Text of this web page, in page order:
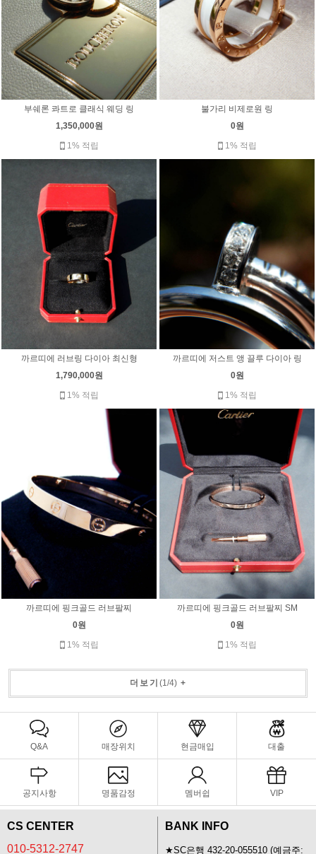
부쉐론 콰트로 클래식 웨딩 링
1,350,000원
1% 적립
불가리 비제로원 링
0원
1% 적립
까르띠에 러브링 다이아 최신형
1,790,000원
1% 적립
까르띠에 저스트 앵 끌루 다이아 링
0원
1% 적립
까르띠에 핑크골드 러브팔찌
0원
1% 적립
까르띠에 핑크골드 러브팔찌 SM
0원
1% 적립
더보기 (1/4)+
Q&A 매장위치 현금매입 대출
공지사항 명품감정 멤버쉽 VIP
CS CENTER
010-5312-2747
BANK INFO
★SC은행 432-20-055510 (예금주: